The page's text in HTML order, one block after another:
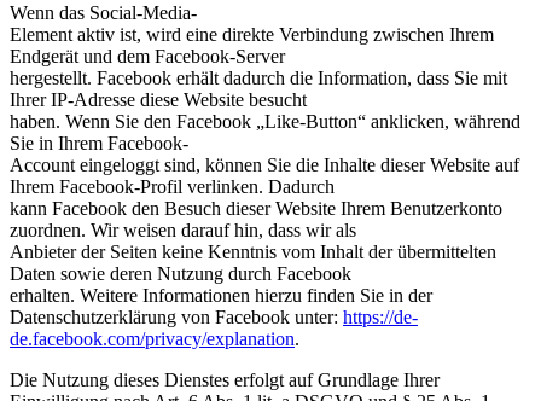
Wenn das Social-Media-
Element aktiv ist, wird eine direkte Verbindung zwischen Ihrem
Endgerät und dem Facebook-Server
hergestellt. Facebook erhält dadurch die Information, dass Sie mit
Ihrer IP-Adresse diese Website besucht
haben. Wenn Sie den Facebook „Like-Button“ anklicken, während
Sie in Ihrem Facebook-
Account eingeloggt sind, können Sie die Inhalte dieser Website auf
Ihrem Facebook-Profil verlinken. Dadurch
kann Facebook den Besuch dieser Website Ihrem Benutzerkonto
zuordnen. Wir weisen darauf hin, dass wir als
Anbieter der Seiten keine Kenntnis vom Inhalt der übermittelten
Daten sowie deren Nutzung durch Facebook
erhalten. Weitere Informationen hierzu finden Sie in der
Datenschutzerklärung von Facebook unter: https://de-
de.facebook.com/privacy/explanation.
Die Nutzung dieses Dienstes erfolgt auf Grundlage Ihrer